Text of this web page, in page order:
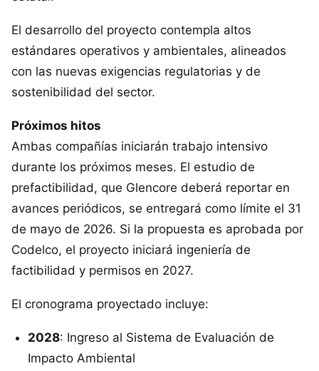
El desarrollo del proyecto contempla altos
estándares operativos y ambientales, alineados
con las nuevas exigencias regulatorias y de
sostenibilidad del sector.
Próximos hitos
Ambas compañías iniciarán trabajo intensivo
durante los próximos meses. El estudio de
prefactibilidad, que Glencore deberá reportar en
avances periódicos, se entregará como límite el 31
de mayo de 2026. Si la propuesta es aprobada por
Codelco, el proyecto iniciará ingeniería de
factibilidad y permisos en 2027.
El cronograma proyectado incluye:
2028: Ingreso al Sistema de Evaluación de
Impacto Ambiental